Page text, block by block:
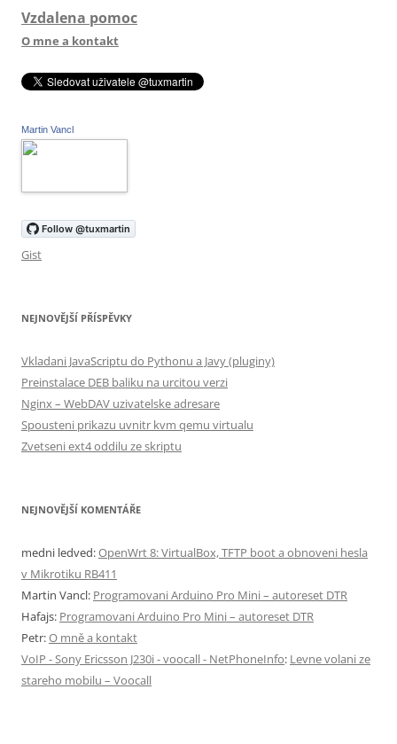
Vzdalena pomoc
O mne a kontakt
Martin Vancl
Gist
NEJNOVĚJŠÍ PŘÍSPĚVKY
Vkladani JavaScriptu do Pythonu a Javy (pluginy)
Preinstalace DEB baliku na urcitou verzi
Nginx – WebDAV uzivatelske adresare
Spousteni prikazu uvnitr kvm qemu virtualu
Zvetseni ext4 oddilu ze skriptu
NEJNOVĚJŠÍ KOMENTÁŘE
medni ledved:OpenWrt 8: VirtualBox, TFTP boot a obnoveni hesla
v Mikrotiku RB411
Martin Vancl: Programovani Arduino Pro Mini – autoreset DTR
Hafajs: Programovani Arduino Pro Mini – autoreset DTR
Petr:O mně a kontakt
VoIP - Sony Ericsson J230i - voocall - NetPhoneInfo: Levne volani ze
stareho mobilu – Voocall